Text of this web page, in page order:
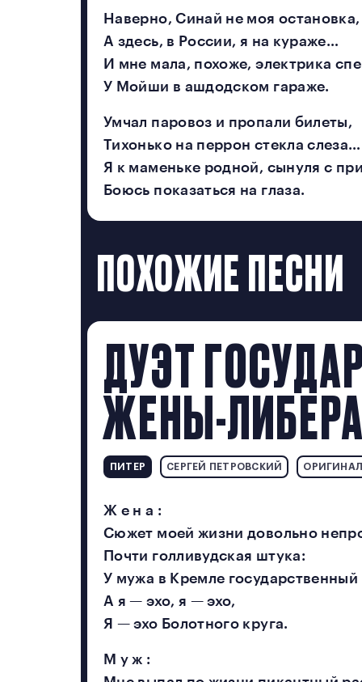
Наверно, Синай не моя остановка,
А здесь, в России, я на кураже…
И мне мала, похоже, электрика
У Мойши в ашдодском гараже.
Умчал паровоз и пропали билеты,
Тихонько на перрон стекла слеза…
Я к маменьке родной, сынуля с
Боюсь показаться на глаза.
ПОХОЖИЕ ПЕСНИ
ДУЭТ
ЖЕНЫ-
ПИТЕР СЕРГЕЙ ПЕТРОВСКИЙ
Ж е н а :
Сюжет моей жизни довольно
Почти голливудская штука:
У мужа в Кремле государственный
А я — эхо, я — эхо,
Я — эхо Болотного круга.
М у ж :
ФИНАЛЬНАЯ
СВАДЕБНЫЕ
МИНИ-ОПЕРЫ
ПОЛИТЕХ
О ПРОЕКТЕ
Прислать песню